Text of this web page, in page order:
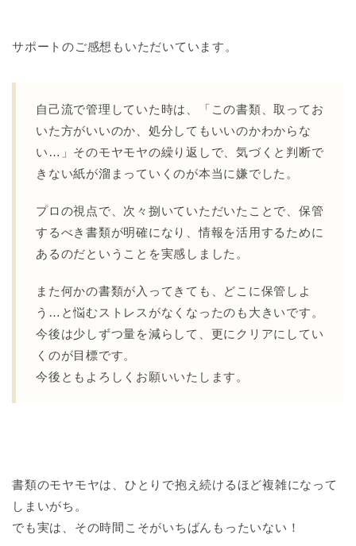
サポートのご感想もいただいています。
自己流で管理していた時は、「この書類、取ってお
いた方がいいのか、処分してもいいのかわからな
い…」そのモヤモヤの繰り返しで、気づくと判断で
きない紙が溜まっていくのが本当に嫌でした。
プロの視点で、次々捌いていただいたことで、保管
するべき書類が明確になり、情報を活用するために
あるのだということを実感しました。
また何かの書類が入ってきても、どこに保管しよ
う…と悩むストレスがなくなったのも大きいです。
今後は少しずつ量を減らして、更にクリアにしてい
くのが目標です。
今後ともよろしくお願いいたします。
書類のモヤモヤは、ひとりで抱え続けるほど複雑になって
しまいがち。
でも実は、その時間こそがいちばんもったいない！